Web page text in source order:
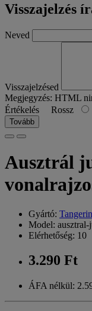
Visszajelzés
Neved
Visszajelzésed
Megjegyzés: HTML
Értékelés Rossz
Tovább
Ausztrál
Gyártó:
Model: ausztral-
Elérhetőség: 10
3.290 Ft
ÁFA nélkül: